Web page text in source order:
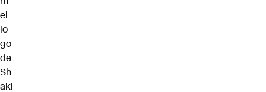
el
lo
go
de
Sh
aki